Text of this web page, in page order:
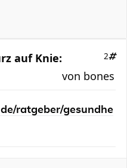
auf Knie: 2
von bones
ratgeber/gesundhe